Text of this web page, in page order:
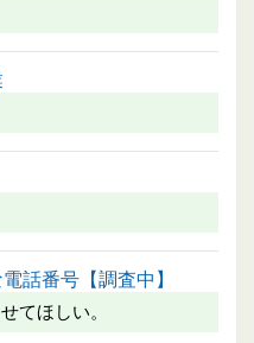
話番号【調査中】
てほしい。